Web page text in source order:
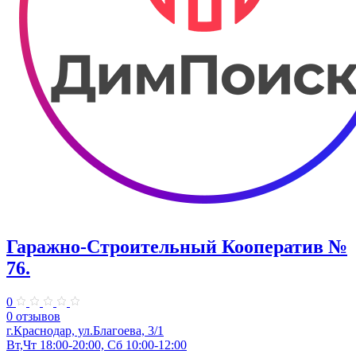
Гаражно-Строительный Кооператив №
76.
0
0 отзывов
г.Краснодар, ул.Благоева, 3/1
Вт,Чт 18:00-20:00, Сб 10:00-12:00